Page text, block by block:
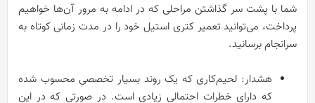
شما با پشت سر گذاشتن مراحلی که در ادامه به مرور آن‌ها خواهیم
پرداخت، می‌توانید تعمیر کتری استیل خود را در مدت زمانی کوتاه به
سرانجام برسانید.
هشدار: لحیم‌کاری که یک روند بسیار تخصصی محسوب شده
که دارای خطرات احتمالی زیادی است. در صورتی که در این